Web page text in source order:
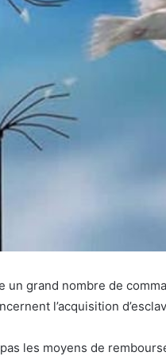
un grand nombre de
l’acquisition
les moyens de